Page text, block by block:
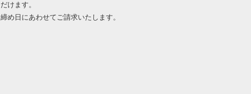
だけます。
締め日にあわせてご請求いたします。